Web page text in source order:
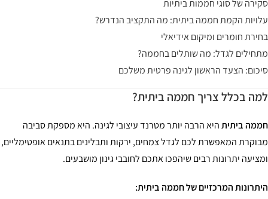
של סוגי חממות ביתיות
הקמת חממה ביתית: מה התקציב הנדרש?
חומרים ומיקום אידיאלי
לגדל: מה שותלים בחממה?
הצעד הראשון לגינה פרטית משלכם
בכלל צריך חממה ביתית?
ביתיתהיא הרבה יותר מטרנד עיצובי לגינה. היא מספקת סביבה
המאפשרת לכם לגדל צמחים, ירקות ותבלינים בתנאים אופטימליים,
יתרונות רבים שיהפכו אתכם לחובבי גינון מושבעים.
המרכזיים של חממה ביתית: